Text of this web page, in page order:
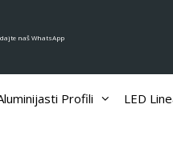
naš WhatsApp
Profili LED